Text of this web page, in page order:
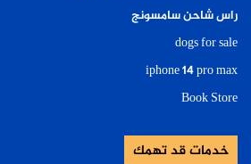
راس شاحن سامسونج
dogs for sale
iphone 14 pro max
Book Store
خدمات قد تهمك